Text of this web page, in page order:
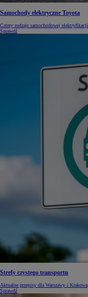
Samochody elektryczne Toyota
Cztery rodzaje samochodowej elektryfikacji
Sprawdź
Strefy czystego transportu
Aktualne przepisy dla Warszawy i Krakowa
Sprawdź